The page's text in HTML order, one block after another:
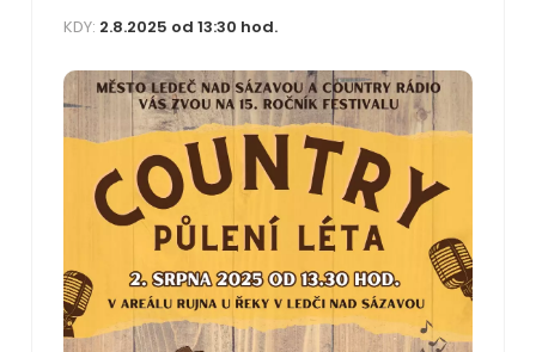
KDY: 2.8.2025 od 13:30 hod.